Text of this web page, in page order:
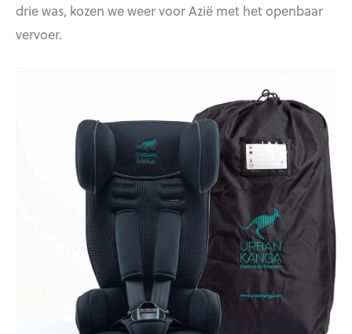
drie was, kozen we weer voor Azië met het openbaar
vervoer.